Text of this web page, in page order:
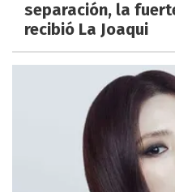
separación, la
recibió La Joaqui